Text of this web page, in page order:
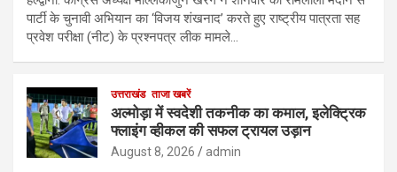
पार्टी के चुनावी अभियान का ‘विजय शंखनाद’ करते हुए राष्ट्रीय पात्रता सह
प्रवेश परीक्षा (नीट) के प्रश्नपत्र लीक मामले…
उत्तराखंड ताजा खबरें
अल्मोड़ा में स्वदेशी तकनीक का कमाल, इलेक्ट्रिक
फ्लाइंग व्हीकल की सफल ट्रायल उड़ान
August 8, 2026 admin